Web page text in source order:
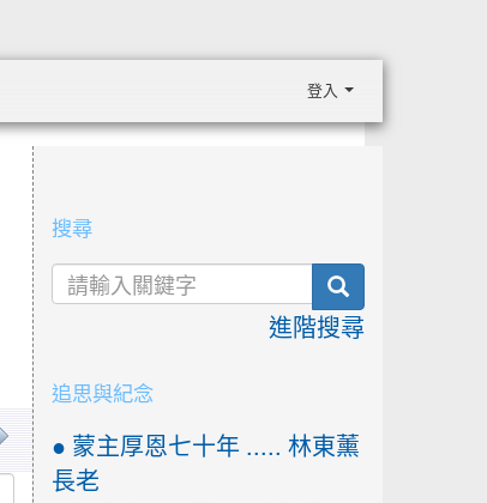
登入
搜尋
search
進階搜尋
追思與紀念
● 蒙主厚恩七十年 ..... 林東薰
長老